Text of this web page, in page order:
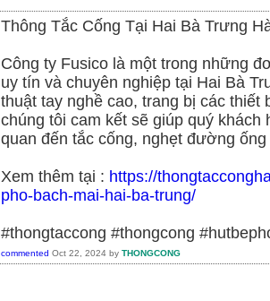
Thông Tắc Cống Tại Hai Bà Trưng
Công ty Fusico là một trong những
uy tín và chuyên nghiệp tại Hai Bà
thuật tay nghề cao, trang bị các thiết
chúng tôi cam kết sẽ giúp quý
quan đến tắc cống, nghẹt đường
Xem thêm tại : https://
pho-bach-mai-hai-ba-trung/
#thongtaccong #thongcong
commented Oct 22, 2024 by THONGCONG